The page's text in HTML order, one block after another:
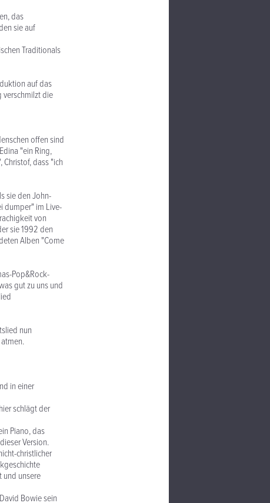
das
sie auf
Traditionals
auf das
verschmilzt die
offen sind
"ein Ring,
Christof, dass "ich
sie den John-
dumper" im Live-
von
sie 1992 den
Alben "Come
Pop&Rock-
gut zu uns und
nun
in einer
schlägt der
Piano, das
Version.
christlicher
und unsere
Bowie sein